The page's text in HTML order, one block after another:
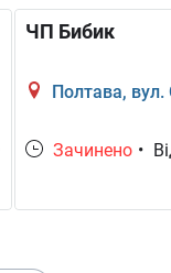
ЧП Бибик
Полтава, вул.
Зачинено •